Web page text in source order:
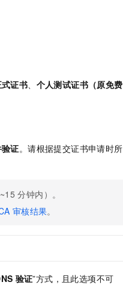
证书
个人测试证书（原免费
证。请根据提交证书申请时所
分钟内）。
审核结果。
验证”方式，且此选项不可